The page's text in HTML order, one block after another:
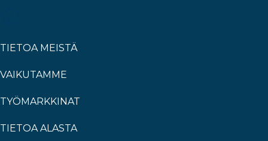
TIETOA MEISTÄ
VAIKUTAMME
TYÖMARKKINAT
TIETOA ALASTA